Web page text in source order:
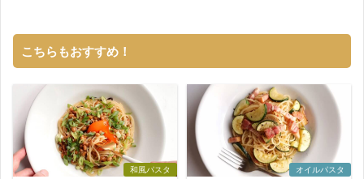
こちらもおすすめ！
和風パスタ オイルパスタ